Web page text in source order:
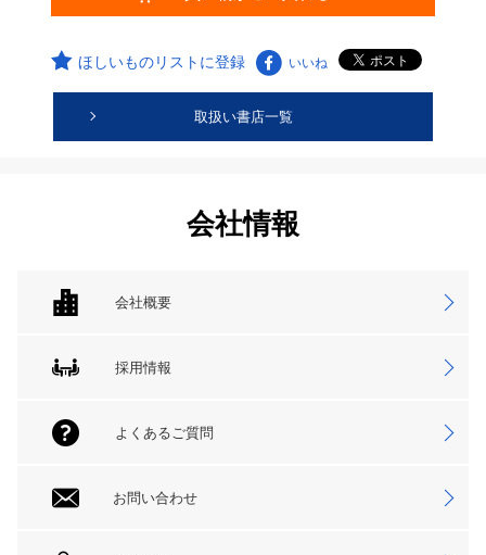
ほしいものリストに登録 いいね
取扱い書店一覧
会社情報
会社概要
採用情報
よくあるご質問
お問い合わせ